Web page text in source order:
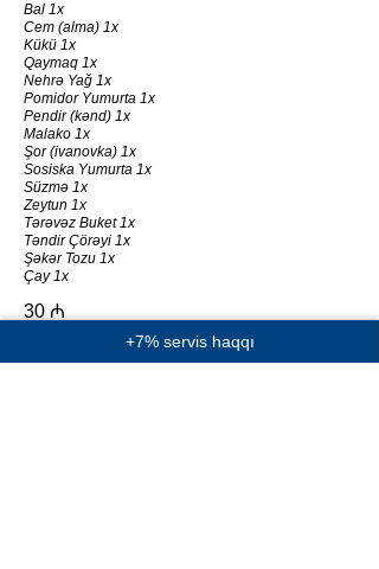
Bal 1x
Cem (alma) 1x
Kükü 1x
Qaymaq 1x
Nehrə Yağ 1x
Pomidor Yumurta 1x
Pendir (kənd) 1x
Malako 1x
Şor (ivanovka) 1x
Sosiska Yumurta 1x
Süzmə 1x
Zeytun 1x
Tərəvəz Buket 1x
Təndir Çörəyi 1x
Şəkər Tozu 1x
Çay 1x
30 ₼
+7% servis haqqı